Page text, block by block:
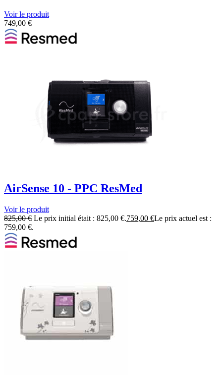
Voir le produit
749,00 €
AirSense 10 - PPC ResMed
Voir le produit
825,00€ Le prix initial était : 825,00 €.759,00 €Le prix actuel est :
759,00 €.